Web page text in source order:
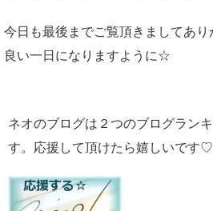
今日も最後までご覧頂きましてあり
良い一日になりますように☆
ネオのブログは２つのブログラン
す。応援して頂けたら嬉しいです♡